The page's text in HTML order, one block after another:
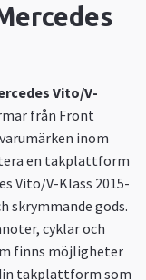
Vito/V-
från Front
inom
en takplattform
Vito/V-Klass 2015-
skrymmande gods.
cyklar och
finns möjligheter
takplattform som